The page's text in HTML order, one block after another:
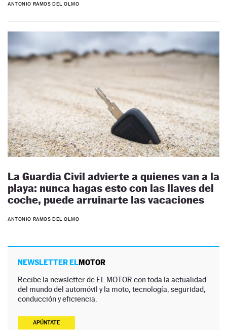
ANTONIO RAMOS DEL OLMO
La Guardia Civil advierte a quienes van a la
playa: nunca hagas esto con las llaves del
coche, puede arruinarte las vacaciones
ANTONIO RAMOS DEL OLMO
NEWSLETTER ELMOTOR
Recibe la newsletter de EL MOTOR con toda la actualidad
del mundo del automóvil y la moto, tecnología, seguridad,
conducción y eficiencia.
APÚNTATE